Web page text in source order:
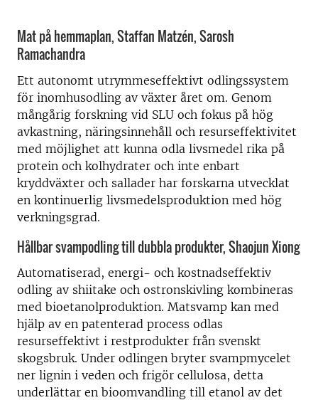
Mat på hemmaplan, Staffan Matzén, Sarosh
Ramachandra
Ett autonomt utrymmeseffektivt odlingssystem
för inomhusodling av växter året om. Genom
mångårig forskning vid SLU och fokus på hög
avkastning, näringsinnehåll och resurseffektivitet
med möjlighet att kunna odla livsmedel rika på
protein och kolhydrater och inte enbart
kryddväxter och sallader har forskarna utvecklat
en kontinuerlig livsmedelsproduktion med hög
verkningsgrad.
Hållbar svampodling till dubbla produkter, Shaojun Xiong
Automatiserad, energi- och kostnadseffektiv
odling av shiitake och ostronskivling kombineras
med bioetanolproduktion. Matsvamp kan med
hjälp av en patenterad process odlas
resurseffektivt i restprodukter från svenskt
skogsbruk. Under odlingen bryter svampmycelet
ner lignin i veden och frigör cellulosa, detta
underlättar en bioomvandling till etanol av det